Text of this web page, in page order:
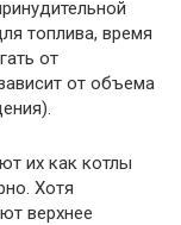
топлива, время
от
от объема
их как котлы
Хотя
верхнее